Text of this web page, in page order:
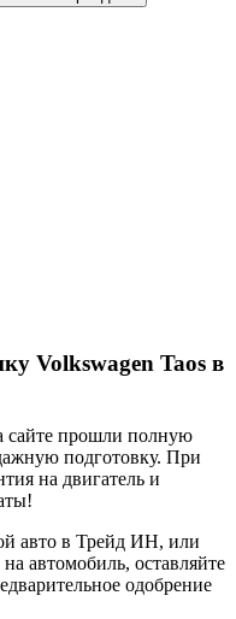
Volkswagen Taos в
сайте прошли полную
подготовку. При
на двигатель и
авто в Трейд ИН, или
на автомобиль, оставляйте
одобрение